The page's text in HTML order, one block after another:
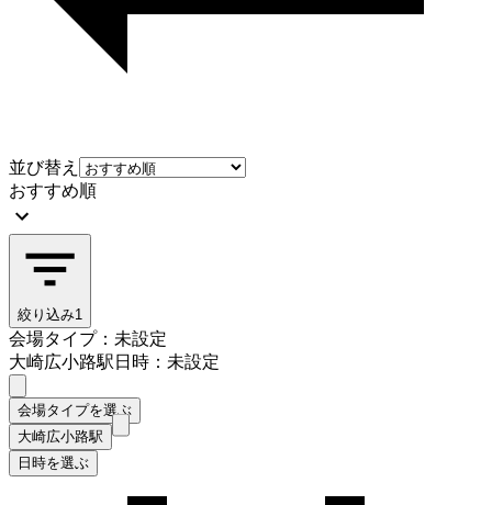
並び替え
おすすめ順
絞り込み1
会場タイプ：未設定
大崎広小路駅日時：未設定
会場タイプを選ぶ
大崎広小路駅
日時を選ぶ